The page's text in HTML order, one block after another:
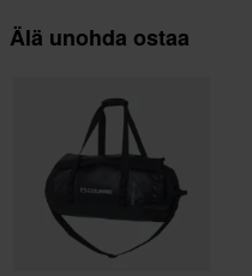
Älä unohda ostaa